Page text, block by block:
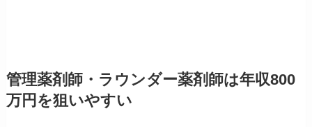
管理薬剤師・ラウンダー薬剤師は年収800
万円を狙いやすい